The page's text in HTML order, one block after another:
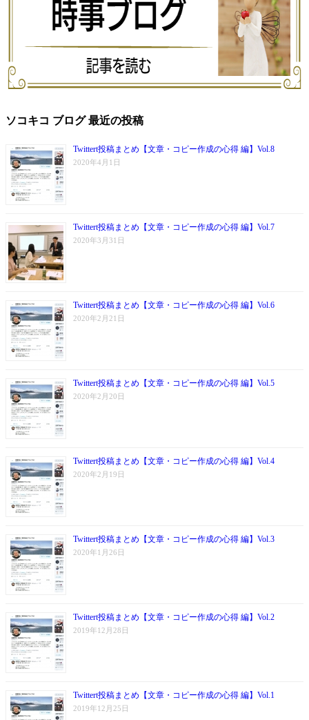
ソコキコ ブログ 最近の投稿
Twittert投稿まとめ【文章・コピー作成の心得 編】Vol.8
2020年4月1日
Twittert投稿まとめ【文章・コピー作成の心得 編】Vol.7
2020年3月31日
Twittert投稿まとめ【文章・コピー作成の心得 編】Vol.6
2020年2月21日
Twittert投稿まとめ【文章・コピー作成の心得 編】Vol.5
2020年2月20日
Twittert投稿まとめ【文章・コピー作成の心得 編】Vol.4
2020年2月19日
Twittert投稿まとめ【文章・コピー作成の心得 編】Vol.3
2020年1月26日
Twittert投稿まとめ【文章・コピー作成の心得 編】Vol.2
2019年12月28日
Twittert投稿まとめ【文章・コピー作成の心得 編】Vol.1
2019年12月25日